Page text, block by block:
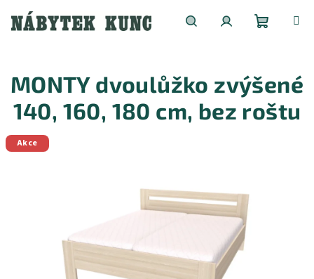
obsah
košík
MONTY dvoulůžko zvýšené
140, 160, 180 cm, bez roštu
Akce